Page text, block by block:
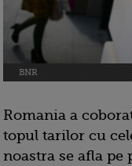
BNR
Romania a
topul tarilor cu
noastra se afla pe